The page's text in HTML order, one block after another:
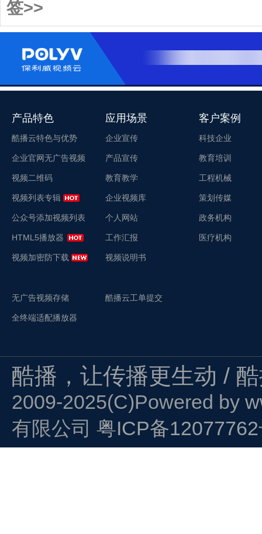
签>>
产品特色
酷播云特色与优势
企业官网无广告视频
视频二维码
视频列表专辑
公众号添加视频列表
HTML5播放器
视频加密防下载
无广告视频存储
全终端适配播放器
应用场景
企业宣传
产品宣传
教育教学
企业视频库
个人网站
工作汇报
视频说明书
酷播云工单提交
客户案例
科技企业
教育培训
工程机械
策划传媒
政务机构
医疗机构
酷播，让传播更生动 /
2009-2025(C)Powered by
有限公司 粤ICP备